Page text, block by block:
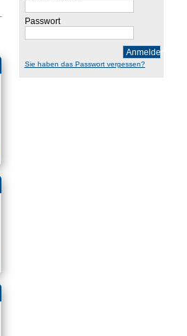
Passwort
Anmelden
Sie haben das Passwort vergessen?